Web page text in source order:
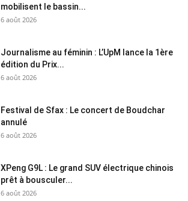
mobilisent le bassin...
6 août 2026
Journalisme au féminin : L’UpM lance la 1ère
édition du Prix...
6 août 2026
Festival de Sfax : Le concert de Boudchar
annulé
6 août 2026
XPeng G9L : Le grand SUV électrique chinois
prêt à bousculer...
6 août 2026